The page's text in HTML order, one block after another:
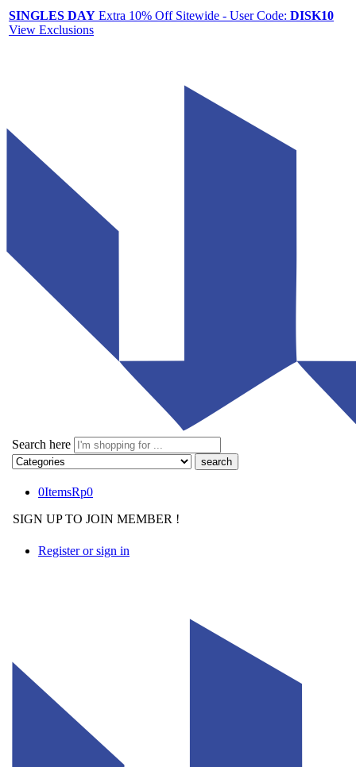
SINGLES DAY Extra 10% Off Sitewide - User Code: DISK10
View Exclusions
Search here
0ItemsRp0
SIGN UP TO JOIN MEMBER !
Register or sign in